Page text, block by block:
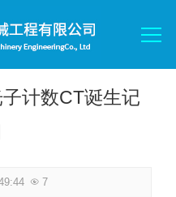
计数CT诞生记
7